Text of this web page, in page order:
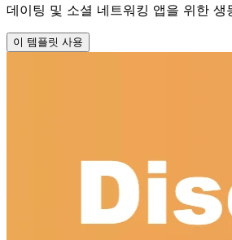
데이팅 및 소셜 네트워킹 앱을 위한
이 템플릿 사용